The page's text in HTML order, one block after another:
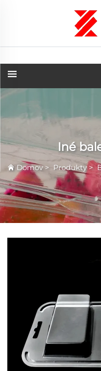
Iné
Domov> Produkty>